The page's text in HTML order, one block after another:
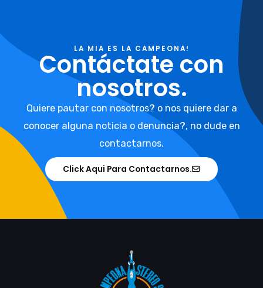
LA MIA ES LA CAMPEONA!
Contáctate con
nosotros.
Quiere pautar con nosotros? o nos quiere dar a
conocer alguna noticia o denuncia?, no dude en
contactarnos.
Click Aqui Para Contactarnos.